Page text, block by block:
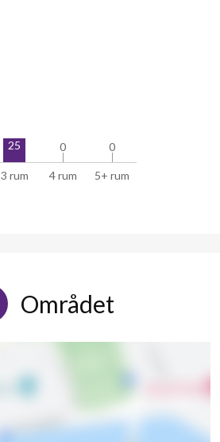
3 rum 4 rum 5+ rum
25 0
0 0
0
Området